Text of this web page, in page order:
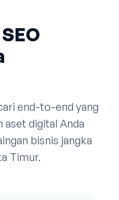
end-to-end yang
aset digital Anda
bisnis jangka
Timur.